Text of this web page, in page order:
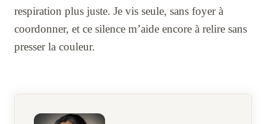
respiration plus juste. Je vis seule, sans foyer à
coordonner, et ce silence m’aide encore à relire sans
presser la couleur.